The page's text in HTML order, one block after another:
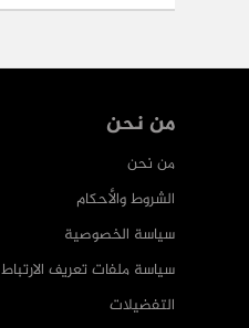
من نحن
من نحن
الشروط والأحكام
سياسة الخصوصية
سياسة ملفات تعريف الارتباط
التفضيلات